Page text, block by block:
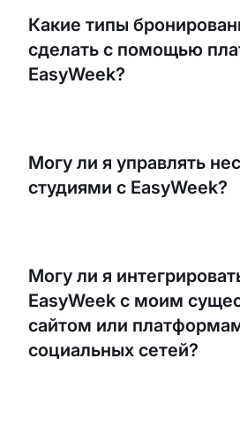
Какие типы
сделать с помощью
EasyWeek?
портретные съемки, съемки
коммерческую фотографию и
Могу ли я управлять
студиями с EasyWeek?
добавить все свои адреса на
клиенты смогут выбрать
бронировании.
Могу ли я
EasyWeek с моим
сайтом или
социальных сетей?